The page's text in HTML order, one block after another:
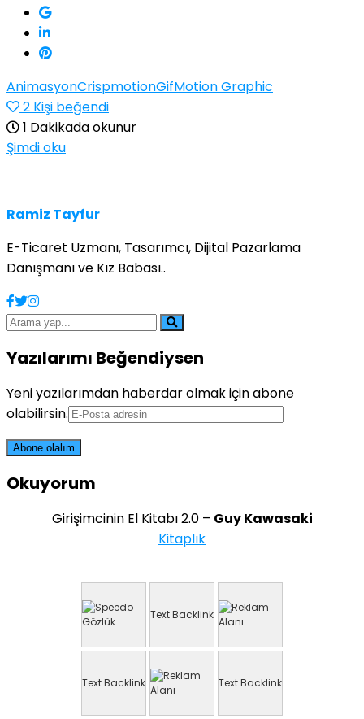
AnimasyonCrispmotionGifMotion Graphic
2 Kişi beğendi
1 Dakikada okunur
Şimdi oku
Ramiz Tayfur
E-Ticaret Uzmanı, Tasarımcı, Dijital Pazarlama
Danışmanı ve Kız Babası..
Yazılarımı Beğendiysen
Yeni yazılarımdan haberdar olmak için abone
olabilirsin.
Okuyorum
Girişimcinin El Kitabı 2.0 – Guy Kawasaki
Kitaplık
Text Backlink
Text Backlink Text Backlink